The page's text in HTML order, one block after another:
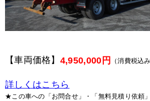
【車両価格】 4,950,000円 （消費税込み
詳しくはこちら
★この車への「お問合せ」・「無料見積り依頼